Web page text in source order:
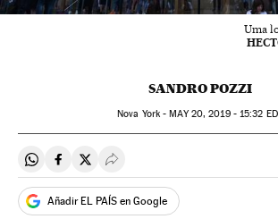
Uma
SANDRO POZZI
Nova York -MAY20, 2019 - 15:32
Compartir en Whatsapp
Compartir en Facebook
Compartir en Twitter
Desplegar Redes Sociales
Añadir EL PAÍS en Google